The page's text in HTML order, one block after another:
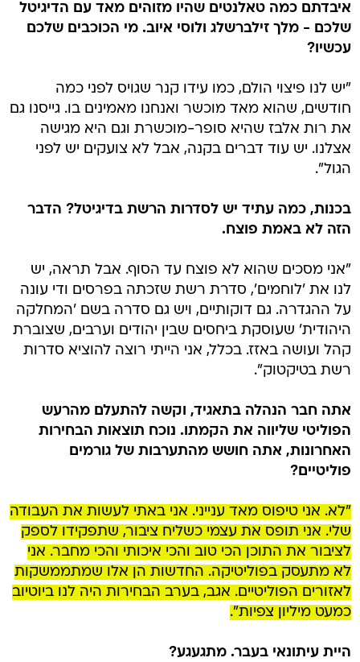
איבדתם כמה טאלנטים שהיו מזוהים מאד עם הדיגיטל
שלכם - מלך זילברשלג ולוסי איוב. מי הכוכבים שלכם
עכשיו?
"יש לנו פיצוי הולם, כמו עידו קנר שגויס לפני כמה
חודשים, שהוא מאד מוכשר ואנחנו מאמינים בו. גייסנו גם
את רות אלבז שהיא סופר-מוכשרת וגם היא מגישה
אצלנו. יש עוד דברים בקנה, אבל לא צועקים יש לפני
הגול".
בכנות, כמה עתיד יש לסדרות הרשת בדיגיטל? הדבר
הזה לא באמת פוצח.
"אני מסכים שהוא לא פוצח עד הסוף. אבל תראה, יש
לנו את 'לוחמים', סדרת רשת שזכתה בפרסים ודי עונה
על ההגדרה. גם דוקותיים, ויש גם סדרה בשם 'המחלקה
היהודית' שעוסקת ביחסים שבין יהודים וערבים, שצוברת
קהל ועושה באזז. בכלל, אני הייתי רוצה להוציא סדרות
רשת בטיקטוק".
אתה חבר הנהלה בתאגיד, וקשה להתעלם מהרעש
הפוליטי שליווה את הקמתו. נוכח תוצאות הבחירות
האחרונות, אתה חושש מהתערבות של גורמים
פוליטיים?
"לא. אני טיפוס מאד ענייני. אני באתי לעשות את העבודה
שלי. אני תופס את עצמי כשליח ציבור, שתפקידו לספק
לציבור את התוכן הכי טוב והכי איכותי והכי מחבר. אני
לא מתעסק בפוליטיקה. החדשות הן אלו שמתממשקות
לאזורים הפוליטיים. אגב, בערב הבחירות היה לנו ביוטיוב
כמעט מיליון צפיות".
היית עיתונאי בעבר. מתגעגע?